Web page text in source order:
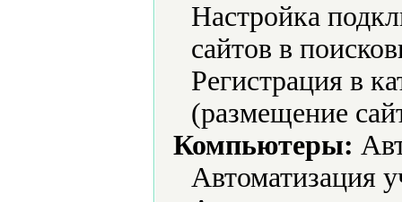
Настройка
сайтов в
Регистрация в
(размещение
Компьютеры:
Автоматизация